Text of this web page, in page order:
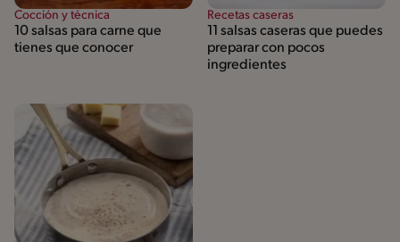
Cocción y técnica
10 salsas para carne que
tienes que conocer
Recetas caseras
11 salsas caseras que puedes
preparar con pocos
ingredientes